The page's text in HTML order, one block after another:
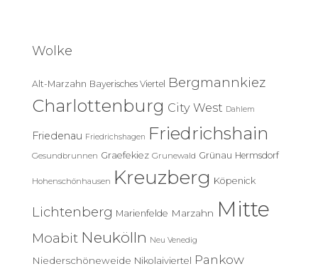
n
a
c
:
Wolke
Alt-Marzahn Bayerisches Viertel Bergmannkiez
Charlottenburg City West Dahlem
Friedenau Friedrichshagen Friedrichshain
Gesundbrunnen Graefekiez Grunewald Grünau Hermsdorf
Hohenschönhausen Kreuzberg Köpenick
Lichtenberg Marienfelde Marzahn Mitte
Moabit Neukölln Neu Venedig
Niederschöneweide Nikolaiviertel Pankow